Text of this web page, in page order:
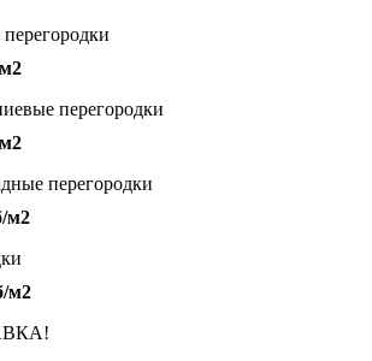
перегородки
перегородки
м2
м2